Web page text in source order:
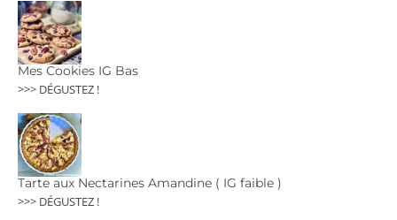
Mes Cookies IG Bas
>>> DÉGUSTEZ !
Tarte aux Nectarines Amandine ( IG faible )
>>> DÉGUSTEZ !